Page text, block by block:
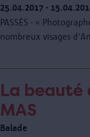
25.04.2017 -
PASSÉS - «
nombreux visages
La beauté
MAS
Balade